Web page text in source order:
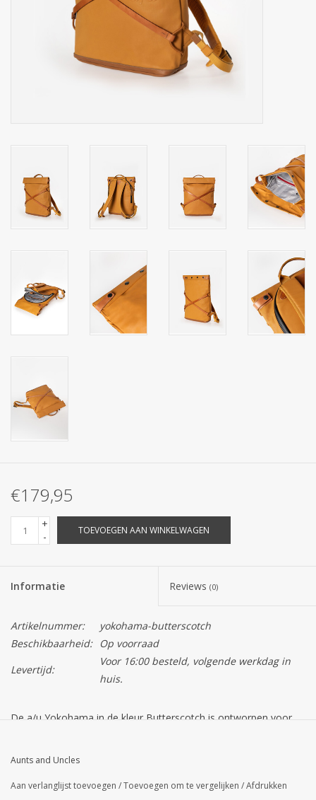
€179,95
+
-
TOEVOEGEN AAN WINKELWAGEN
Informatie Reviews (0)
Artikelnummer:
yokohama-butterscotch
Beschikbaarheid:
Op voorraad
Levertijd:
Voor 16:00 besteld, volgende werkdag in
huis.
De a/u Yokohama in de kleur Butterscotch is ontworpen voor
warme, honingachtige kleur geeft het zijdematte materiaal een
Dankzij de unieke combinatie van een ruim hoofdvak en een
Aunts and Uncles
Aan verlanglijst toevoegen /Toevoegen om te vergelijken /Afdrukken